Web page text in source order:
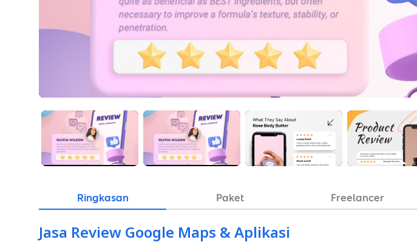
Ringkasan Paket Freelancer
Jasa Review Google Maps & Aplikasi